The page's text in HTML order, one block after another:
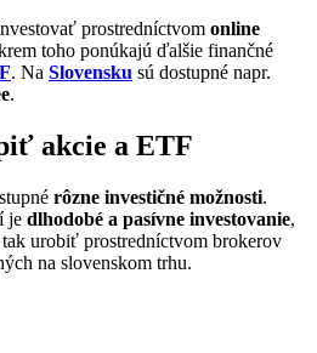
prostredníctvom online
toho ponúkajú ďalšie finančné
. Na Slovensku sú dostupné napr.
.
akcie a ETF
rôzne investičné možnosti.
je dlhodobé a pasívne investovanie,
urobiť prostredníctvom brokerov
na slovenskom trhu.